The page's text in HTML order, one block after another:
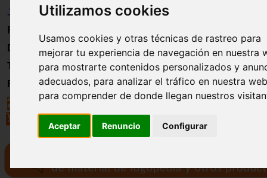
Utilizamos cookies
Usamos cookies y otras técnicas de rastreo para
mejorar tu experiencia de navegación en nuestra
para mostrarte contenidos personalizados y
adecuados, para analizar el tráfico en nuestra
para comprender de donde llegan nuestros
Aceptar Renuncio Configurar
Juguetes
Formación
Directorio
Trabajo
Registro